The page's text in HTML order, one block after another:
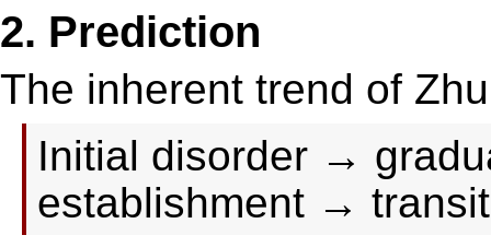
2. Prediction
The inherent trend of
Initial disorder →
establishment →